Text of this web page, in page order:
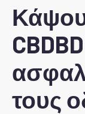
τους